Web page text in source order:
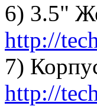
6) 3.5"
http://
7)
http://